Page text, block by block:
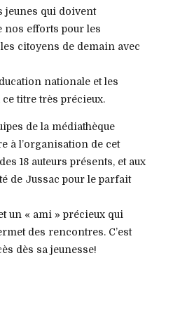
jeunes qui doivent
nos efforts pour les
citoyens de demain avec
nationale et les
titre très précieux.
de la médiathèque
à l’organisation de cet
18 auteurs présents, et aux
de Jussac pour le parfait
un « ami » précieux qui
des rencontres. C’est
dès sa jeunesse!